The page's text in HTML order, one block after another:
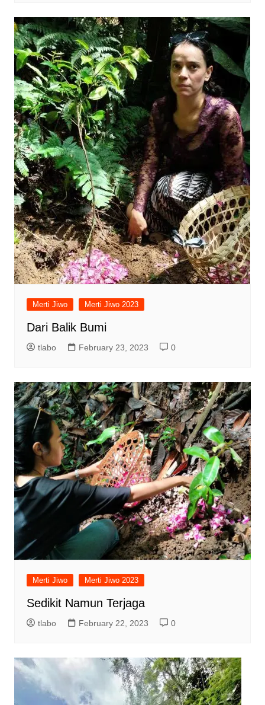
Merti Jiwo Merti Jiwo 2023
Dari Balik Bumi
tlabo February 23, 2023 0
Merti Jiwo Merti Jiwo 2023
Sedikit Namun Terjaga
tlabo February 22, 2023 0